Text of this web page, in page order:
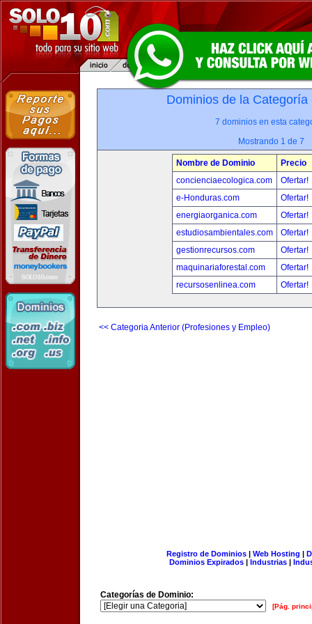
Dominios de la
7 dominios en esta
Mostrando 1 de 7
Nombre de Dominio
Precio
concienciaecologica.com
Ofertar!
e-Honduras.com
Ofertar!
energiaorganica.com
Ofertar!
estudiosambientales.com
Ofertar!
gestionrecursos.com
Ofertar!
maquinariaforestal.com
Ofertar!
recursosenlinea.com
Ofertar!
<< Categoria Anterior (Profesiones y Empleo)
Registro de Dominios| Web Hosting |
Dominios Expirados | Industrias |
Categorías de Dominio:
[Pág.